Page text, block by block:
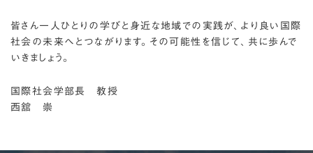
皆さん一人ひとりの学びと身近な地域での実践が、より良い国際
社会の未来へとつながります。その可能性を信じて、共に歩んで
いきましょう。
国際社会学部長 教授
西舘 崇